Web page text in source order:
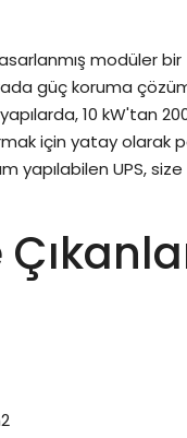
modüler bir
güç koruma
10 kW'tan
için yatay olarak
yapılabilen UPS, size